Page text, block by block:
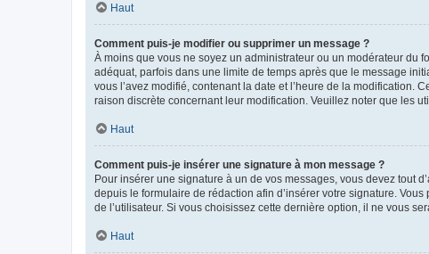
Haut
Comment puis-je modifier ou supprimer un message ?
À moins que vous ne soyez un administrateur ou un modérateur du
adéquat, parfois dans une limite de temps après que le message
vous l’avez modifié, contenant la date et l’heure de la modification.
raison discrète concernant leur modification. Veuillez noter que les
Haut
Comment puis-je insérer une signature à mon message ?
Pour insérer une signature à un de vos messages, vous devez tout
depuis le formulaire de rédaction afin d’insérer votre signature.
de l’utilisateur. Si vous choisissez cette dernière option, il ne vous
Haut